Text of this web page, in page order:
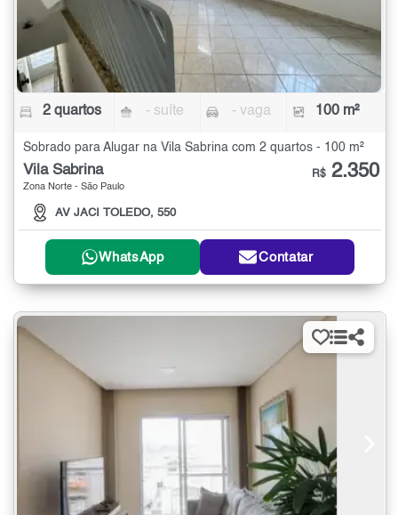
2 quartos - suíte - vaga 100 m²
Sobrado para Alugar na Vila Sabrina com 2 quartos - 100 m²
Vila Sabrina
Zona Norte - São Paulo
AV JACI TOLEDO, 550
R$ 2.350
WhatsApp Contatar